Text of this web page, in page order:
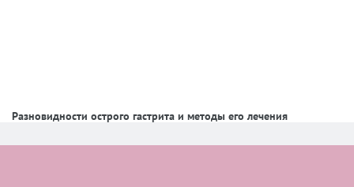
Разновидности острого гастрита и методы его лечения